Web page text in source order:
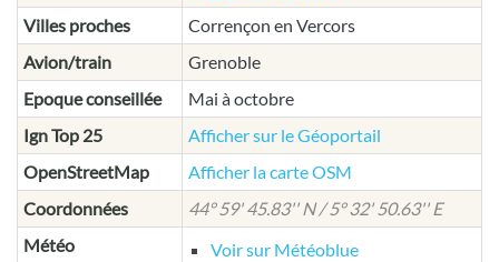
Villes proches
Corrençon en Vercors
Avion/train
Grenoble
Epoque conseillée
Mai à octobre
Ign Top 25
Afficher sur le Géoportail
OpenStreetMap
Afficher la carte OSM
Coordonnées
44° 59' 45.83'' N / 5° 32' 50.63'' E
Météo
Voir sur Météoblue